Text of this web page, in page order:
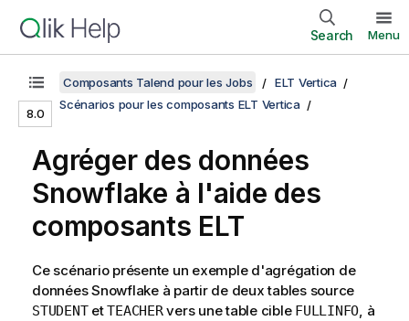
Search Menu
8.0
Composants Talend pour les Jobs
ELT Vertica
Scénarios pour les composants ELT Vertica
Agréger des données
Snowflake à l'aide des
composants ELT
Ce scénario présente un exemple d'agrégation de
données Snowflake à partir de deux tables source
STUDENTetTEACHERvers une table cible FULLINFO, à